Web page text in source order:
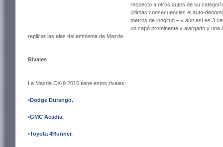
respecto a otros autos de su
últimas consecuencias el auto-
metros de longitud – y aún así es 3
un capó prominente y alargado y
replicar las alas del emblema de Mazda.
Rivales
La Mazda CX-9 2016 tiene estos rivales:
•Dodge Durango.
•GMC Acadia.
•Toyota 4Runner.